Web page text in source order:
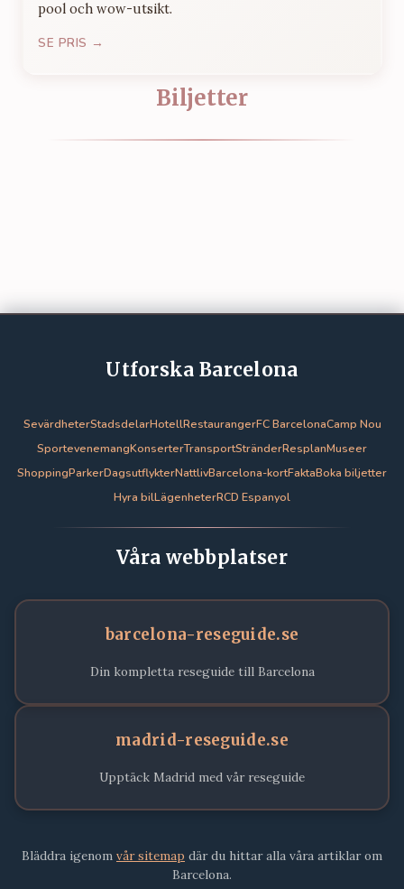
pool och wow-utsikt.
SE PRIS →
Biljetter
Utforska Barcelona
SevärdheterStadsdelarHotellRestaurangerFC BarcelonaCamp Nou
SportevenemangKonserterTransportStränderResplanMuseer
ShoppingParkerDagsutflykterNattlivBarcelona-kortFaktaBoka biljetter
Hyra bilLägenheterRCD Espanyol
Våra webbplatser
barcelona-reseguide.se
Din kompletta reseguide till Barcelona
madrid-reseguide.se
Upptäck Madrid med vår reseguide
Bläddra igenom vår sitemap där du hittar alla våra artiklar om
Barcelona.